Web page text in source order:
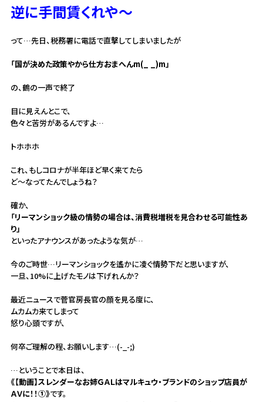
逆に手間賃くれや～
って…先日、税務署に電話で直撃してしまいましたが
「国が決めた政策やから仕方おまへんm(_ _)m」
の、鶴の一声で終了
目に見えんとこで、
色々と苦労があるんですよ…
トホホホ
これ、もしコロナが半年ほど早く来てたら
ど～なってたんでしょうね？
確か、
「リーマンショック級の情勢の場合は、消費税増税を見合わせる可能性あ
り」
といったアナウンスがあったような気が…
今のご時世…リーマンショックを遙かに凌ぐ情勢下だと思いますが、
一旦、10%に上げたモノは下げれんか？
最近ニュースで菅官房長官の顔を見る度に、
ムカムカ来てしまって
怒り心頭ですが、
何卒ご理解の程、お願いします…(-_-;)
…ということで本日は、
《【動画】スレンダーなお姉ＧＡＬはマルキュウ・ブランドのショップ店員が
ＡＶに！！①》です。